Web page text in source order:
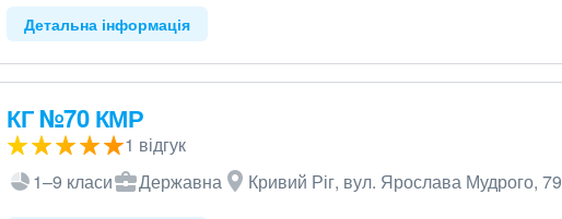
Детальна інформація
КГ №70 КМР
1 відгук
1–9 класи
Державна Кривий Ріг, вул. Ярослава Мудрого, 79